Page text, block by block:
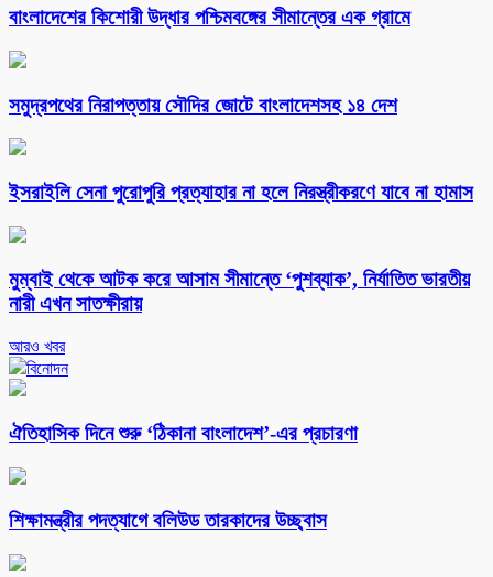
বাংলাদেশের কিশোরী উদ্ধার পশ্চিমবঙ্গের সীমান্তের এক গ্রামে
সমুদ্রপথের নিরাপত্তায় সৌদির জোটে বাংলাদেশসহ ১৪ দেশ
ইসরাইলি সেনা পুরোপুরি প্রত্যাহার না হলে নিরস্ত্রীকরণে যাবে না হামাস
মুম্বাই থেকে আটক করে আসাম সীমান্তে ‘পুশব্যাক’, নির্যাতিত ভারতীয়
নারী এখন সাতক্ষীরায়
আরও খবর
বিনোদন
ঐতিহাসিক দিনে শুরু ‘ঠিকানা বাংলাদেশ’-এর প্রচারণা
শিক্ষামন্ত্রীর পদত্যাগে বলিউড তারকাদের উচ্ছ্বাস